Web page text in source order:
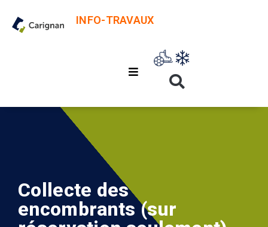
INFO-TRAVAUX
Collecte des
encombrants (sur